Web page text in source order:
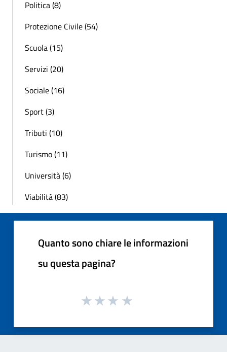
Politica (8)
Protezione Civile (54)
Scuola (15)
Servizi (20)
Sociale (16)
Sport (3)
Tributi (10)
Turismo (11)
Università (6)
Viabilità (83)
Quanto sono chiare le informazioni
su questa pagina?